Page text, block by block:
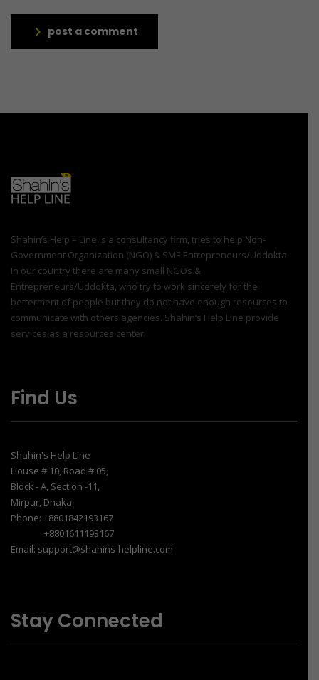
post a comment
Shahin’s Help – Line is a consultancy firm, tries to help Non-
Government Organization (NGO) & SME Entrepreneurs/Uddokta.
In our country there are many small NGOs &
Entrepreneurs/Uddokta, who try to work sincerely for the
betterment of people but they do not have enough resources to
communicate with others agencies. Shahin’s Help Line provide
services as a resources center.
Find Us
Shahin's Help Line
House # 10, Road # 05,
Block - A, Section -11,
Mirpur, Dhaka.
Phone: +8801842193167
+8801611193167
Email: support@shahins-helpline.com
Stay Connected